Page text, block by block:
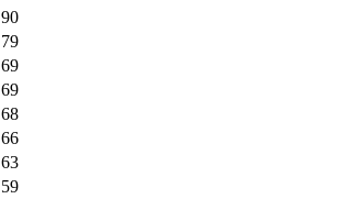
90
79
69
69
68
66
63
59